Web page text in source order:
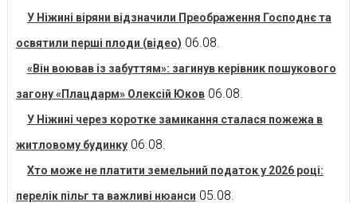
У Ніжині віряни відзначили Преображення Господнє та
освятили перші плоди (відео) 06.08.
«Він воював із забуттям»: загинув керівник пошукового
загону «Плацдарм» Олексій Юков 06.08.
У Ніжині через коротке замикання сталася пожежа в
житловому будинку 06.08.
Хто може не платити земельний податок у 2026 році:
перелік пільг та важливі нюанси 05.08.